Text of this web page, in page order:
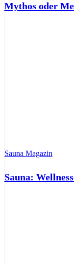
Mythos oder
Sauna Magazin
Sauna: